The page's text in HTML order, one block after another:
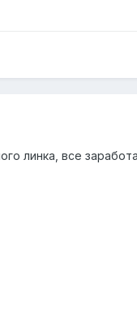
линка, все